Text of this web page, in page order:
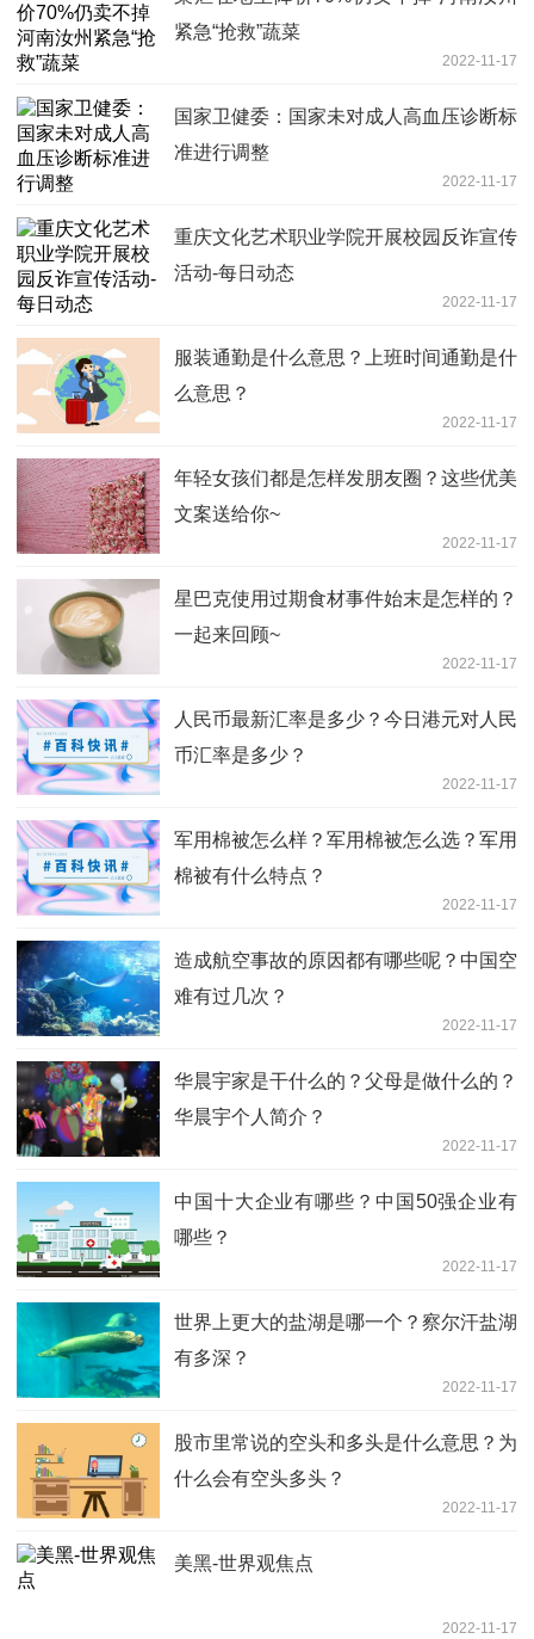
紧急“抢救”蔬菜
2022-11-17
国家卫健委：国家未对成人高血压诊断标
准进行调整
2022-11-17
重庆文化艺术职业学院开展校园反诈宣传
活动-每日动态
2022-11-17
服装通勤是什么意思？上班时间通勤是什
么意思？
2022-11-17
年轻女孩们都是怎样发朋友圈？这些优美
文案送给你~
2022-11-17
星巴克使用过期食材事件始末是怎样的？
一起来回顾~
2022-11-17
人民币最新汇率是多少？今日港元对人民
币汇率是多少？
2022-11-17
军用棉被怎么样？军用棉被怎么选？军用
棉被有什么特点？
2022-11-17
造成航空事故的原因都有哪些呢？中国空
难有过几次？
2022-11-17
华晨宇家是干什么的？父母是做什么的？
华晨宇个人简介？
2022-11-17
中国十大企业有哪些？中国50强企业有
哪些？
2022-11-17
世界上更大的盐湖是哪一个？察尔汗盐湖
有多深？
2022-11-17
股市里常说的空头和多头是什么意思？为
什么会有空头多头？
2022-11-17
美黑-世界观焦点
2022-11-17